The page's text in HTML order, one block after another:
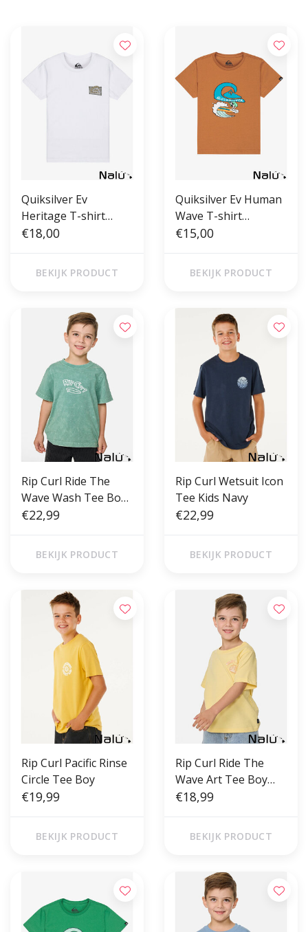
Quiksilver Ev
Heritage T-shirt
White
€18,00
BEKIJK PRODUCT
Quiksilver Ev Human
Wave T-shirt
Tobacco Brown
€15,00
BEKIJK PRODUCT
Rip Curl Ride The
Wave Wash Tee Boy
Aloe
€22,99
BEKIJK PRODUCT
Rip Curl Wetsuit Icon
Tee Kids Navy
€22,99
BEKIJK PRODUCT
Rip Curl Pacific Rinse
Circle Tee Boy
€19,99
BEKIJK PRODUCT
Rip Curl Ride The
Wave Art Tee Boy
Sunlight
€18,99
BEKIJK PRODUCT